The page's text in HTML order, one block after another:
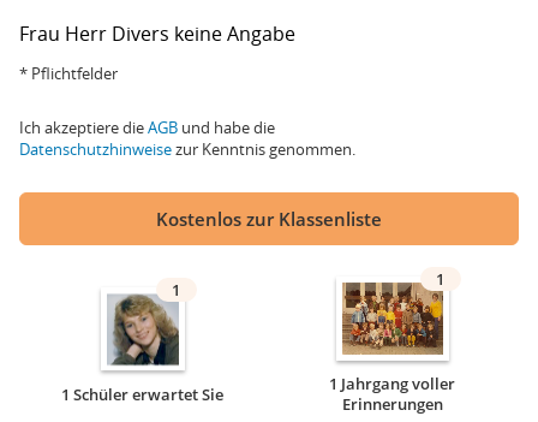
Frau Herr Divers keine Angabe
* Pflichtfelder
Ich akzeptiere dieAGB und habe die
Datenschutzhinweisezur Kenntnis genommen.
Kostenlos zur Klassenliste
1
1 Schüler erwartet Sie
1
1 Jahrgang voller
Erinnerungen